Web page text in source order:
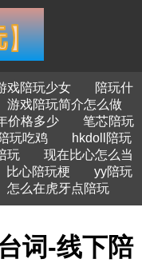
戏陪玩少女
陪玩什
游戏陪玩简介怎么做
价格多少
笔芯陪玩
玩吃鸡
hkdoll陪玩
玩
现在比心怎么当
比心陪玩梗
yy陪玩
怎么在虎牙点陪玩
词-线下陪